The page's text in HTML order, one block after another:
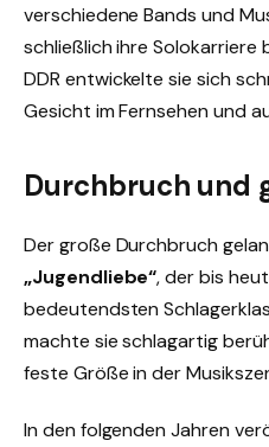
verschiedene Bands und
schließlich ihre Solokarriere
DDR entwickelte sie sich
Gesicht im Fernsehen und
Durchbruch und
Der große Durchbruch
„Jugendliebe“, der bis
bedeutendsten
machte sie schlagartig
feste Größe in der
In den folgenden Jahren